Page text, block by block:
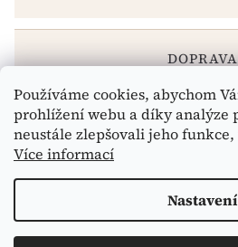
Používáme cookies, abychom
prohlížení webu a díky analýze
neustále zlepšovali jeho
Více informací
Nastavení
DOPRAVA
Zásilkovna · PPL ·
Copyright 2026